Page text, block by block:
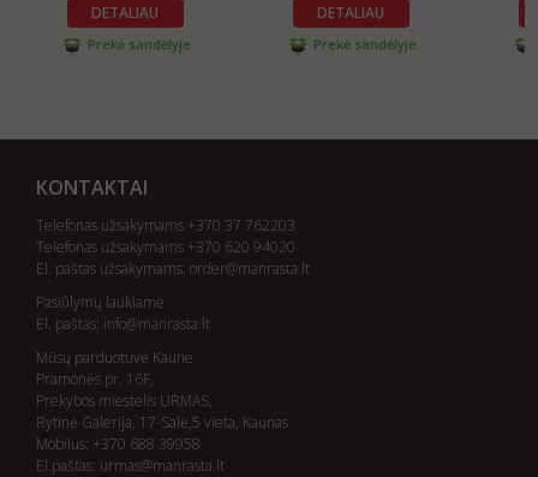
DETALIAU
Prekė sandėlyje
DETALIAU
Prekė sandėlyje
KONTAKTAI
Telefonas užsakymams +370 37 762203
Telefonas užsakymams +370 620 94020
El. paštas užsakymams: order@manrasta.lt
Pasiūlymų laukiame
El. paštas: info@manrasta.lt
Mūsų parduotuvė Kaune
Pramonės pr. 16F,
Prekybos miestelis URMAS,
Rytinė Galerija, 17-Salė,5 vieta, Kaunas
Mobilus: +370 688 39958
El.paštas: urmas@manrasta.lt